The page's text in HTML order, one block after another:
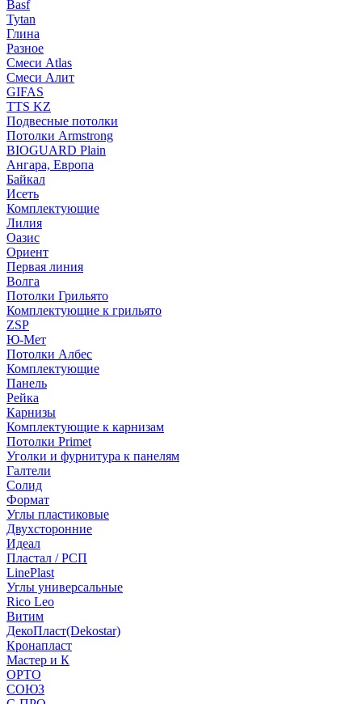
Basf
Tytan
Глина
Разное
Смеси Atlas
Смеси Алит
GIFAS
TTS KZ
Подвесные потолки
Потолки Armstrong
BIOGUARD Plain
Ангара, Европа
Байкал
Исеть
Комплектующие
Лилия
Оазис
Ориент
Первая линия
Волга
Потолки Грильято
Комплектующие к грильято
ZSP
Ю-Мет
Потолки Албес
Комплектующие
Панель
Рейка
Карнизы
Комплектующие к карнизам
Потолки Primet
Уголки и фурнитура к панелям
Галтели
Солид
Формат
Углы пластиковые
Двухсторонние
Идеал
Пластал / РСП
LinePlast
Углы универсальные
Rico Leo
Витим
ДекоПласт(Dekostar)
Кронапласт
Мастер и К
ОРТО
СОЮЗ